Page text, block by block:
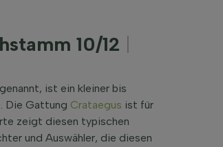
10/12
ist ein kleiner bis
Die Gattung Crataegus ist für
zeigt diesen typischen
und Auswähler, die diesen